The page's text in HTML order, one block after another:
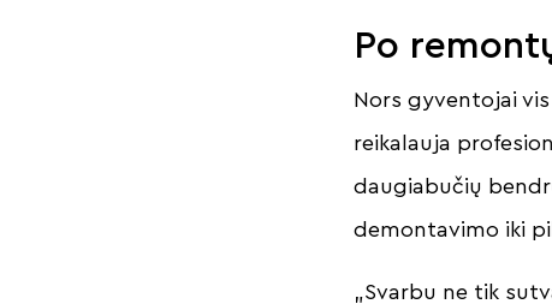
Po
Nors gyventojai
reikalauja
daugiabučių
demontavimo iki
„Svarbu ne tik